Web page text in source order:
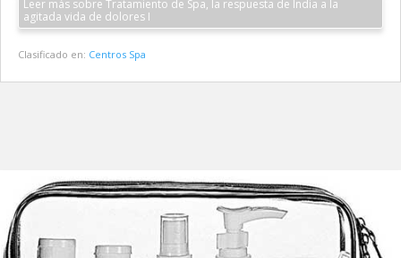
Leer más sobre Tratamiento de Spa, la respuesta de India a la
agitada vida de dolores I
Clasificado en: Centros Spa